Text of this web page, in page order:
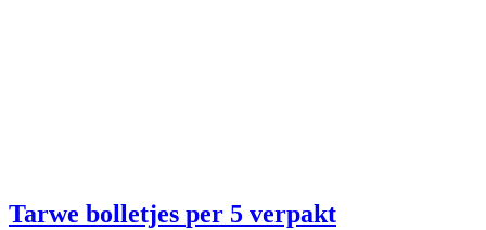
Tarwe bolletjes per 5 verpakt